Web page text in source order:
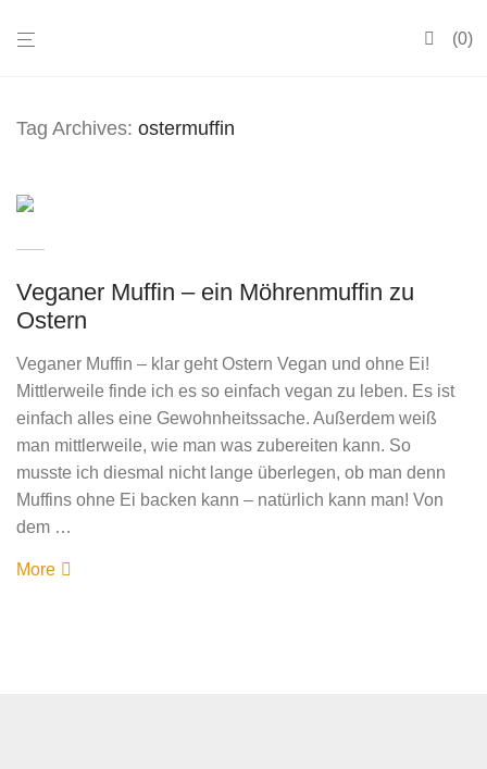
0
Tag Archives: ostermuffin
Veganer Muffin – ein Möhrenmuffin zu
Ostern
Veganer Muffin – klar geht Ostern Vegan und ohne Ei!
Mittlerweile finde ich es so einfach vegan zu leben. Es ist
einfach alles eine Gewohnheitssache. Außerdem weiß
man mittlerweile, wie man was zubereiten kann. So
musste ich diesmal nicht lange überlegen, ob man denn
Muffins ohne Ei backen kann – natürlich kann man! Von
dem …
More